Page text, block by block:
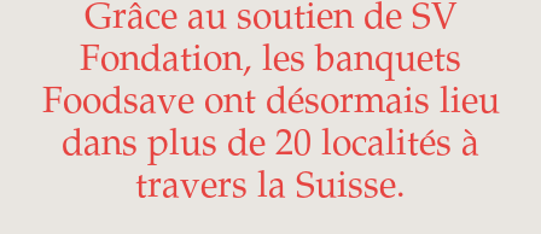
Grâce au soutien de SV
Fondation, les banquets
Foodsave ont désormais lieu
dans plus de 20 localités à
travers la Suisse.